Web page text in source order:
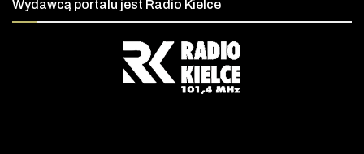
Wydawcą portalu jest Radio Kielce